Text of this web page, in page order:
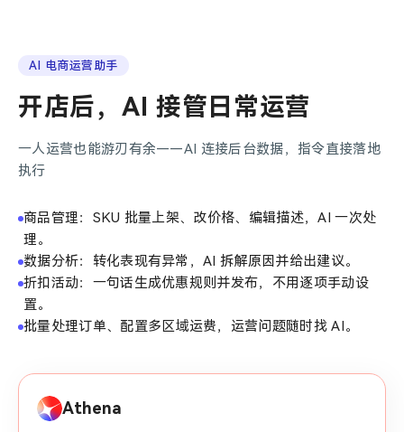
AI 电商运营助手
开店后，AI 接管日常运营
一人运营也能游刃有余——AI 连接后台数据，指令直接落地
执行
商品管理：SKU 批量上架、改价格、编辑描述，AI 一次处
理。
数据分析：转化表现有异常，AI 拆解原因并给出建议。
折扣活动：一句话生成优惠规则并发布，不用逐项手动设
置。
批量处理订单、配置多区域运费，运营问题随时找 AI。
Athena